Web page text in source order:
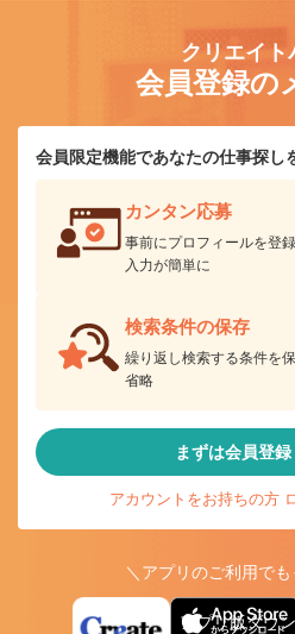
クリエイト
会員登録の
会員限定機能であなたの仕事探し
カンタン応募
事前にプロフィールを登
入力が簡単に
検索条件の保存
繰り返し検索する条件を
省略
まずは会員登録
アカウントをお持ちの方
＼アプリのご利用で
アプリ版ダウ